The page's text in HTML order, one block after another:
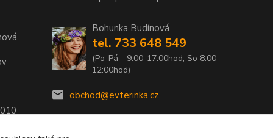
Bohunka Budínová
tel. 733 648 549
(Po-Pá - 9:00-17:00hod, So 8:00-
12:00hod)
obchod@evterinka.cz